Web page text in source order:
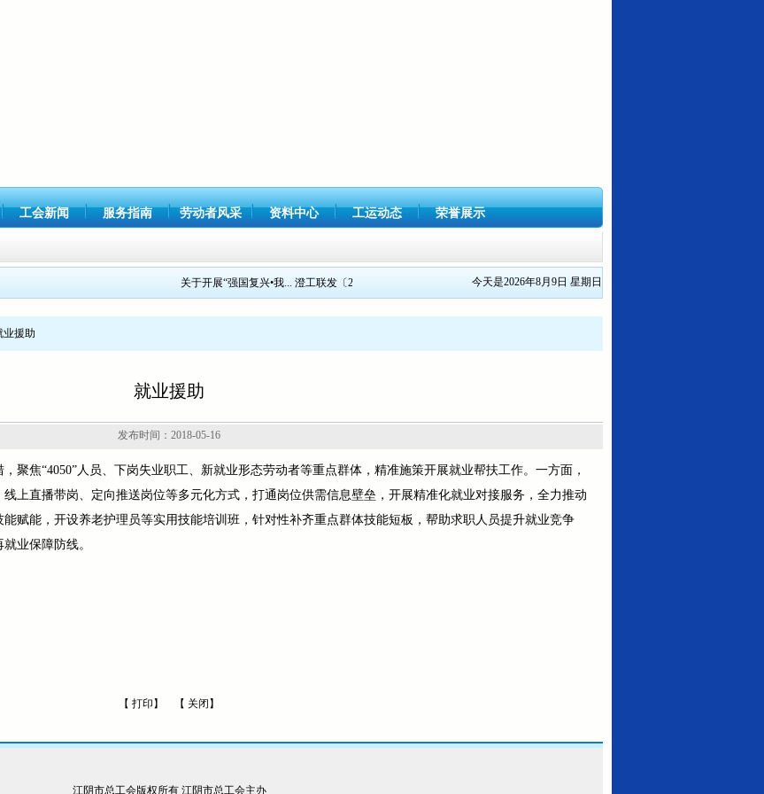
工会新闻 服务指南 劳动者风采 资料中心 工运动态 荣誉展示
关于开展“强国复兴•我... 澄工联发〔2021〕1号关... 今天是2026年8月9日 星期日
业援助
就业援助
发布时间：2018-05-16
聚焦“4050”人员、下岗失业职工、新就业形态劳动者等重点群体，精准施策开展就业帮扶工作。一方面，
上直播带岗、定向推送岗位等多元化方式，打通岗位供需信息壁垒，开展精准化就业对接服务，全力推动
赋能，开设养老护理员等实用技能培训班，针对性补齐重点群体技能短板，帮助求职人员提升就业竞争
业保障防线。
【 打印 】 【 关闭 】
江阴市总工会版权所有 江阴市总工会主办